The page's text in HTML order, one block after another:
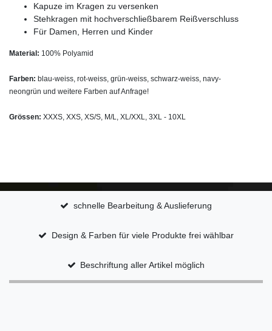
Kapuze im Kragen zu versenken
Stehkragen mit hochverschließbarem Reißverschluss
Für Damen, Herren und Kinder
Material: 100% Polyamid
Farben: blau-weiss, rot-weiss, grün-weiss, schwarz-weiss, navy-
neongrün und weitere Farben auf Anfrage!
Grössen: XXXS, XXS, XS/S, M/L, XL/XXL, 3XL - 10XL
schnelle Bearbeitung & Auslieferung
Design & Farben für viele Produkte frei wählbar
Beschriftung aller Artikel möglich